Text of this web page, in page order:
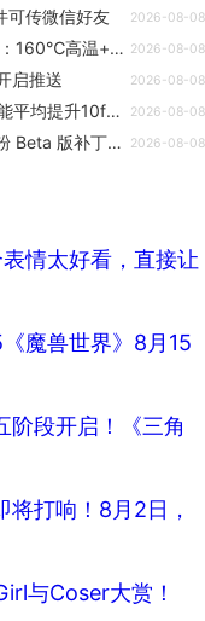
可传微信好友 2026-08-08
1799元！米家无线洗地机5 Pro泡沫版开售：160℃高温+泡沫分解脏污 2026-08-08
启推送 2026-08-08
《鸣潮》3.6更新8月20日上线 系统改善性能平均提升10fps 2026-08-08
华为 Mate 80 系列等迎 HarmonyOS 7 花粉 Beta 版补丁更新，更多机型支持直连供电功能 2026-08-08
情太好看，直接让
魔兽世界》8月15
阶段开启！《三角
将打响！8月2日，
与Coser大赏！